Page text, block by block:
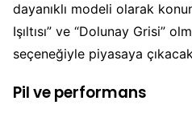
dayanıklı modeli olarak
Işıltısı” ve “Dolunay Grisi”
seçeneğiyle piyasaya
Pil ve performans